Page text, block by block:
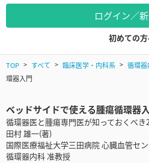
ログイン／
初めての
TOP すべて 臨床医学・内科系 循環器
環器入門
ベッドサイドで使える腫瘍循環器
循環器医と腫瘍専門医が知っておくべき
田村 雄一(著)
国際医療福祉大学三田病院 心臓血管セ
循環器内科 准教授